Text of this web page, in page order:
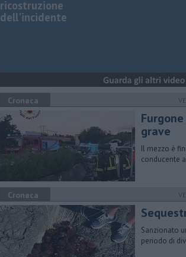
ricostruzione
dell'incidente
Cronaca
grave
Il mezzo è
conducente
Cronaca
Sanzionato
periodo di